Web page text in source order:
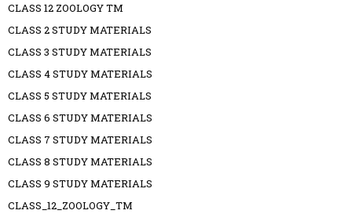
CLASS 12 ZOOLOGY TM
CLASS 2 STUDY MATERIALS
CLASS 3 STUDY MATERIALS
CLASS 4 STUDY MATERIALS
CLASS 5 STUDY MATERIALS
CLASS 6 STUDY MATERIALS
CLASS 7 STUDY MATERIALS
CLASS 8 STUDY MATERIALS
CLASS 9 STUDY MATERIALS
CLASS_12_ZOOLOGY_TM